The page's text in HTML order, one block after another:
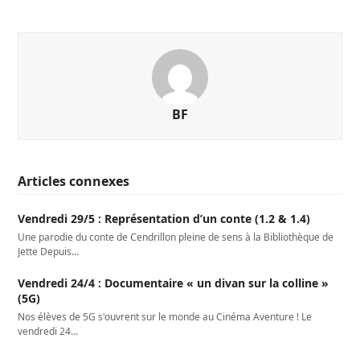
BF
Articles connexes
Vendredi 29/5 : Représentation d’un conte (1.2 & 1.4)
Une parodie du conte de Cendrillon pleine de sens à la Bibliothèque de
Jette Depuis…
Vendredi 24/4 : Documentaire « un divan sur la colline »
(5G)
Nos élèves de 5G s'ouvrent sur le monde au Cinéma Aventure ! Le
vendredi 24…